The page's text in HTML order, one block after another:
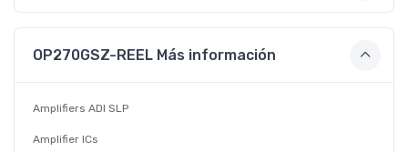
OP270GSZ-REEL Más información
Amplifiers ADI SLP
Amplifier ICs